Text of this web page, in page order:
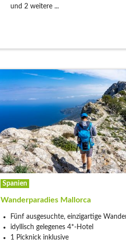
und 2 weitere ...
Spanien
Wanderparadies Mallorca
Fünf ausgesuchte, einzigartige
idyllisch gelegenes 4*-Hotel
1 Picknick inklusive